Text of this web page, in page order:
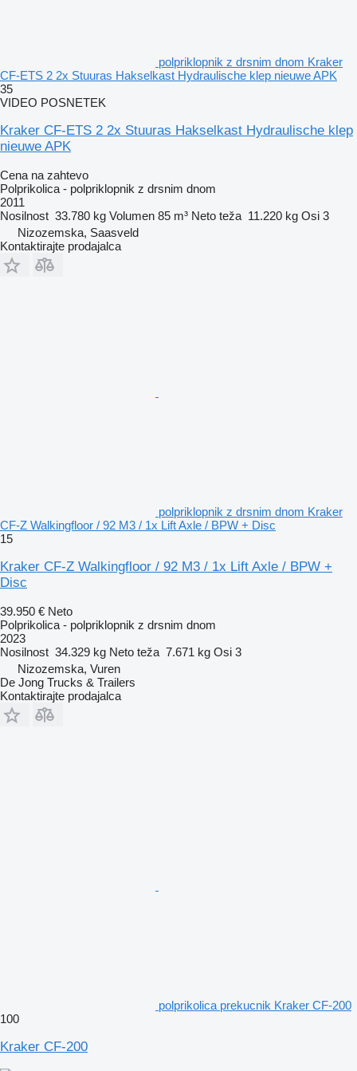
polpriklopnik z drsnim dnom Kraker
CF-ETS 2 2x Stuuras Hakselkast Hydraulische klep nieuwe APK
35
VIDEO POSNETEK
Kraker CF-ETS 2 2x Stuuras Hakselkast Hydraulische klep
nieuwe APK
Cena na zahtevo
Polprikolica - polpriklopnik z drsnim dnom
2011
Nosilnost 33.780 kg Volumen 85 m³ Neto teža 11.220 kg Osi 3
Nizozemska, Saasveld
Kontaktirajte prodajalca
polpriklopnik z drsnim dnom Kraker
CF-Z Walkingfloor / 92 M3 / 1x Lift Axle / BPW + Disc
15
Kraker CF-Z Walkingfloor / 92 M3 / 1x Lift Axle / BPW +
Disc
39.950 € Neto
Polprikolica - polpriklopnik z drsnim dnom
2023
Nosilnost 34.329 kg Neto teža 7.671 kg Osi 3
Nizozemska, Vuren
De Jong Trucks & Trailers
Kontaktirajte prodajalca
polprikolica prekucnik Kraker CF-200
100
Kraker CF-200